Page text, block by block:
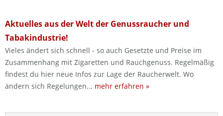
Aktuelles aus der Welt der Genussraucher und
Tabakindustrie!
Vieles ändert sich schnell - so auch Gesetzte und Preise im
Zusammenhang mit Zigaretten und Rauchgenuss. Regelmäßig
findest du hier neue Infos zur Lage der Raucherwelt. Wo
ändern sich Regelungen... mehr erfahren »